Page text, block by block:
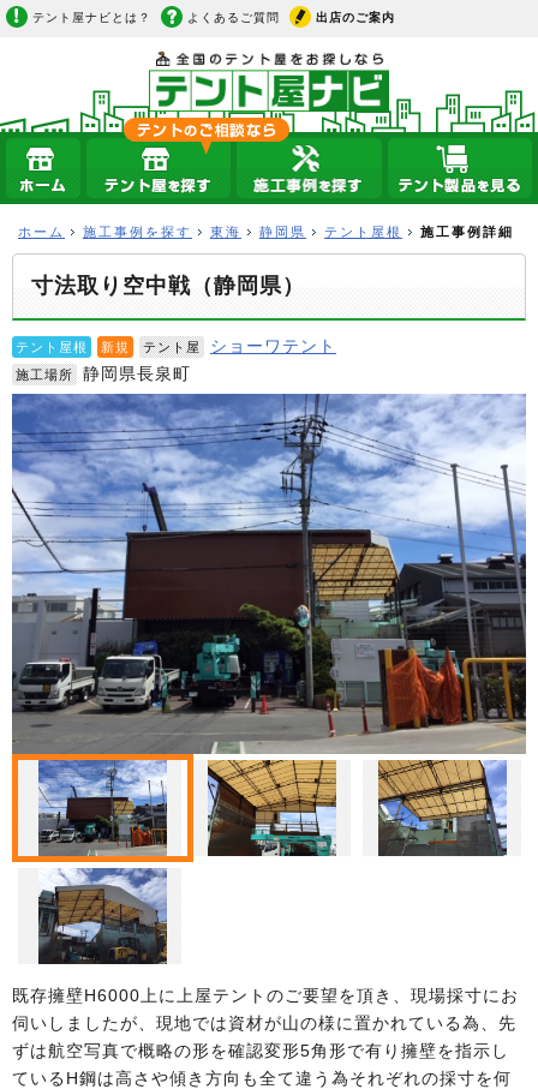
テント屋ナビとは？ よくあるご質問 出店のご案内
ホーム 施工事例を探す 東海 静岡県 テント屋根 施工事例詳細
寸法取り空中戦（静岡県）
テント屋根 新規 テント屋 ショーワテント
施工場所 静岡県長泉町
既存擁壁H6000上に上屋テントのご要望を頂き、現場採寸にお
伺いしましたが、現地では資材が山の様に置かれている為、先
ずは航空写真で概略の形を確認変形5角形で有り擁壁を指示し
ているH鋼は高さや傾き方向も全て違う為それぞれの採寸を何